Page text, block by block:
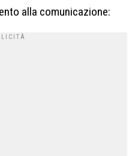
alla comunicazione: